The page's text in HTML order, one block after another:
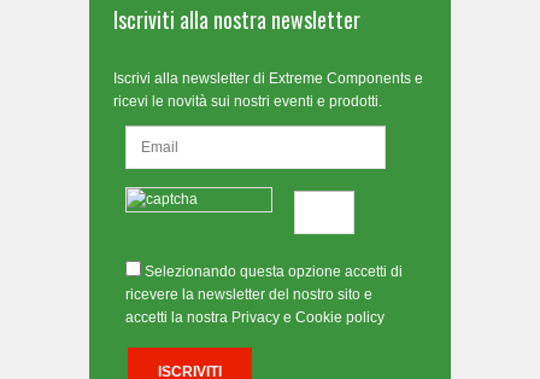
Iscriviti alla nostra newsletter
Iscrivi alla newsletter di Extreme Components e
ricevi le novità sui nostri eventi e prodotti.
Selezionando questa opzione accetti di
ricevere la newsletter del nostro sito e
accetti la nostra Privacy e Cookie policy